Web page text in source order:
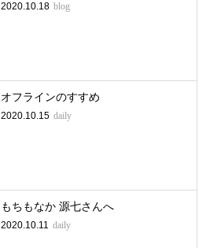
2020.10.18 blog
オフラインのすすめ
2020.10.15 daily
もちもなか 源七さんへ
2020.10.11 daily